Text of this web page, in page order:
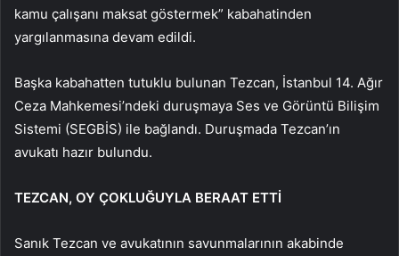
kamu çalışanı maksat göstermek” kabahatinden
yargılanmasına devam edildi.
Başka kabahatten tutuklu bulunan Tezcan, İstanbul 14. Ağır
Ceza Mahkemesi’ndeki duruşmaya Ses ve Görüntü Bilişim
Sistemi (SEGBİS) ile bağlandı. Duruşmada Tezcan’ın
avukatı hazır bulundu.
TEZCAN, OY ÇOKLUĞUYLA BERAAT ETTİ
Sanık Tezcan ve avukatının savunmalarının akabinde